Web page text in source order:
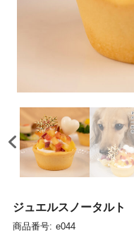
ジュエルスノータルト
商品番号: e044